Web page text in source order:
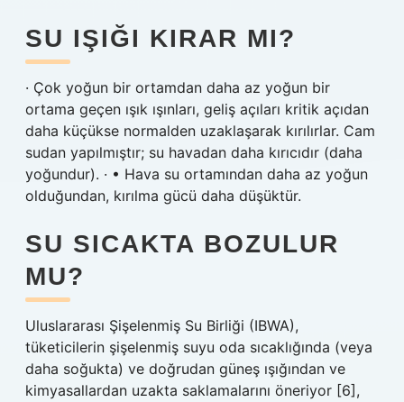
SU IŞIĞI KIRAR MI?
· Çok yoğun bir ortamdan daha az yoğun bir
ortama geçen ışık ışınları, geliş açıları kritik açıdan
daha küçükse normalden uzaklaşarak kırılırlar. Cam
sudan yapılmıştır; su havadan daha kırıcıdır (daha
yoğundur). · • Hava su ortamından daha az yoğun
olduğundan, kırılma gücü daha düşüktür.
SU SICAKTA BOZULUR
MU?
Uluslararası Şişelenmiş Su Birliği (IBWA),
tüketicilerin şişelenmiş suyu oda sıcaklığında (veya
daha soğukta) ve doğrudan güneş ışığından ve
kimyasallardan uzakta saklamalarını öneriyor [6],